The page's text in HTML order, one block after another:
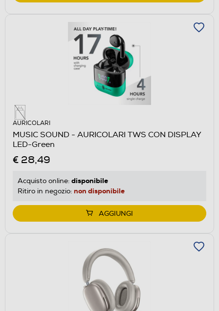
AURICOLARI
MUSIC SOUND - AURICOLARI TWS CON DISPLAY
LED-Green
€ 28,49
Acquisto online: disponibile
Ritiro in negozio: non disponibile
AGGIUNGI